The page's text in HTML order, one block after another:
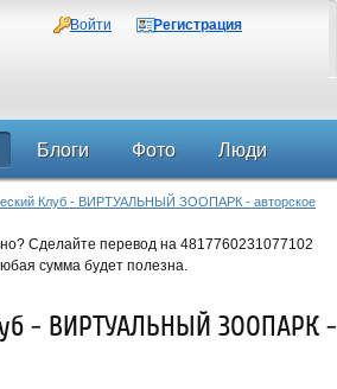
Войти Регистрация
Блоги Фото Люди
Клуб - ВИРТУАЛЬНЫЙ ЗООПАРК - авторское
Сделайте перевод на 4817760231077102
сумма будет полезна.
- ВИРТУАЛЬНЫЙ ЗООПАРК -